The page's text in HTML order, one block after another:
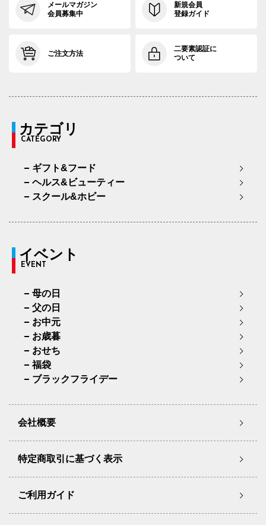
メールマガジン
会員募集中
新規会員
登録ガイド
ご注文方法
二要素認証に
ついて
カテゴリ
CATEGORY
ギフト&フード
ヘルス&ビューティー
スクール&ホビー
イベント
EVENT
母の日
父の日
お中元
お歳暮
おせち
福袋
ブラックフライデー
会社概要
特定商取引に基づく表示
ご利用ガイド